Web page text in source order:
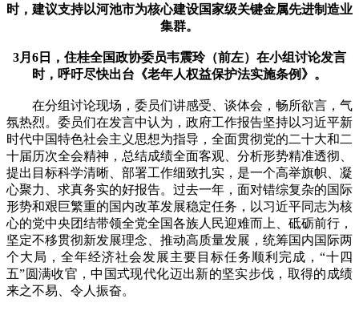
时，建议支持以河池市为核心建设国家级关键金属先进制造业
集群。
3月6日，住桂全国政协委员韦震玲（前左）在小组讨论发言
时，呼吁尽快出台《老年人权益保护法实施条例》。
在分组讨论现场，委员们讲感受、谈体会，畅所欲言，气
氛热烈。委员们在发言中认为，政府工作报告坚持以习近平新
时代中国特色社会主义思想为指导，全面贯彻党的二十大和二
十届历次全会精神，总结成绩全面客观、分析形势精准透彻、
提出目标科学清晰、部署工作细致扎实，是一个高举旗帜、凝
心聚力、求真务实的好报告。过去一年，面对错综复杂的国际
形势和艰巨繁重的国内改革发展稳定任务，以习近平同志为核
心的党中央团结带领全党全国各族人民迎难而上、砥砺前行，
坚定不移贯彻新发展理念、推动高质量发展，统筹国内国际两
个大局，全年经济社会发展主要目标任务顺利完成，“十四
五”圆满收官，中国式现代化迈出新的坚实步伐，取得的成绩
来之不易、令人振奋。